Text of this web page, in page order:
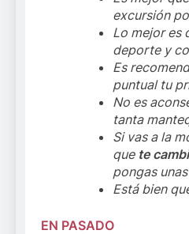
excursión
Lo mejor es
deporte y
Es
puntual tu
No es
tanta
Si vas a la
que te
pongas
Está bien
EN PASADO